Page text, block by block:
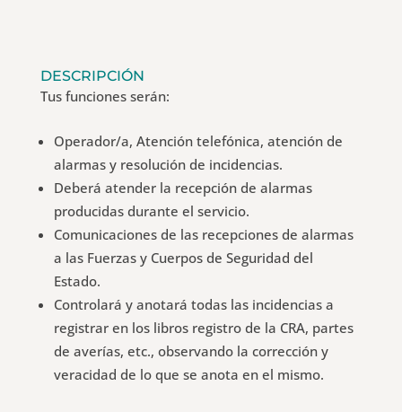
DESCRIPCIÓN
Tus funciones serán:
Operador/a, Atención telefónica, atención de
alarmas y resolución de incidencias.
Deberá atender la recepción de alarmas
producidas durante el servicio.
Comunicaciones de las recepciones de alarmas
a las Fuerzas y Cuerpos de Seguridad del
Estado.
Controlará y anotará todas las incidencias a
registrar en los libros registro de la CRA, partes
de averías, etc., observando la corrección y
veracidad de lo que se anota en el mismo.